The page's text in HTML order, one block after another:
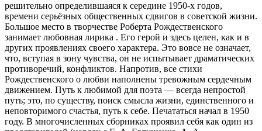
решительно определившаяся к середине 1950-х годов,
времени серьёзных общественных сдвигов в советской жизни.
Большое место в творчестве Роберта Рождественского
занимает любовная лирика . Его герой и здесь целен, как и в
других проявлениях своего характера. Это вовсе не означает,
что, вступая в зону чувства, он не испытывает драматических
противоречий, конфликтов. Напротив, все стихи
Рождественского о любви наполнены тревожным сердечным
движением. Путь к любимой для поэта — всегда непростой
путь; это, по существу, поиск смысла жизни, единственного и
неповторимого счастья, путь к себе. Печататься начал в 1950
году. В многочисленных сборниках проявил себя как один из